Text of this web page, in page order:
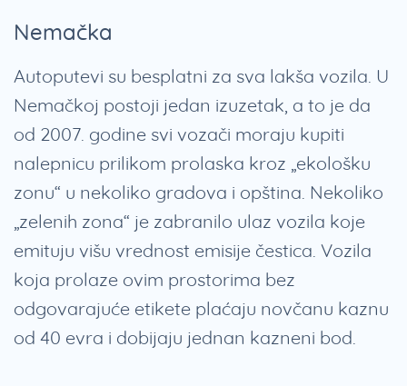
Nemačka
Autoputevi su besplatni za sva lakša vozila. U
Nemačkoj postoji jedan izuzetak, a to je da
od 2007. godine svi vozači moraju kupiti
nalepnicu prilikom prolaska kroz „ekološku
zonu“ u nekoliko gradova i opština. Nekoliko
„zelenih zona“ je zabranilo ulaz vozila koje
emituju višu vrednost emisije čestica. Vozila
koja prolaze ovim prostorima bez
odgovarajuće etikete plaćaju novčanu kaznu
od 40 evra i dobijaju jednan kazneni bod.